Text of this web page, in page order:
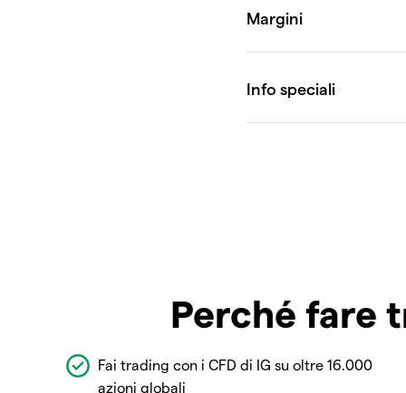
Perché fare
Fai trading con i CFD di IG su oltre 16.000
azioni globali